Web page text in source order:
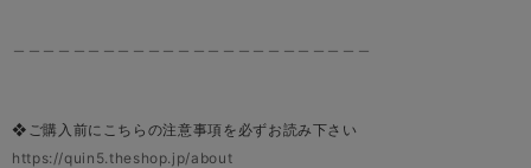
❖ご購入前にこちらの注意事項を必ずお読み下さい
https://quin5.theshop.jp/about